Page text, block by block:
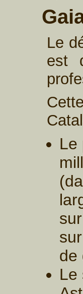
Le
est
Le
de
Le